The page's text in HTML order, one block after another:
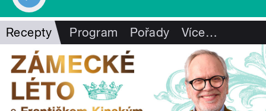
Recepty Program Pořady Více…